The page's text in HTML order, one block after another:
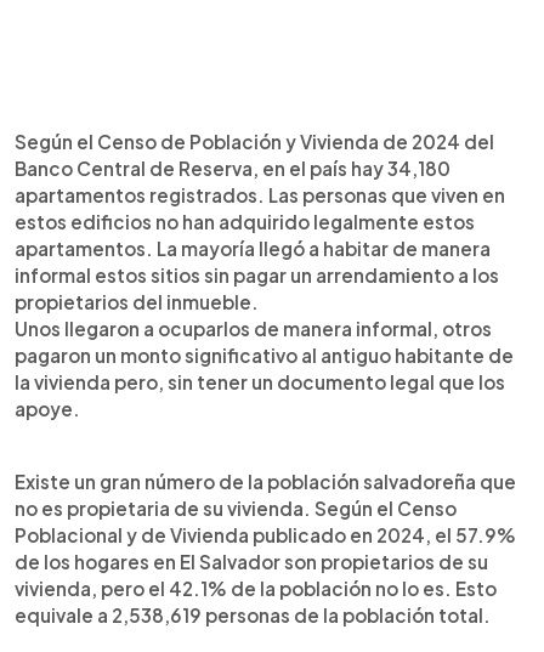
Según el Censo de Población y Vivienda de 2024 del
Banco Central de Reserva, en el país hay 34,180
apartamentos registrados. Las personas que viven en
estos edificios no han adquirido legalmente estos
apartamentos. La mayoría llegó a habitar de manera
informal estos sitios sin pagar un arrendamiento a los
propietarios del inmueble.
Unos llegaron a ocuparlos de manera informal, otros
pagaron un monto significativo al antiguo habitante de
la vivienda pero, sin tener un documento legal que los
apoye.
Existe un gran número de la población salvadoreña que
no es propietaria de su vivienda. Según el Censo
Poblacional y de Vivienda publicado en 2024, el 57.9%
de los hogares en El Salvador son propietarios de su
vivienda, pero el 42.1% de la población no lo es. Esto
equivale a 2,538,619 personas de la población total.